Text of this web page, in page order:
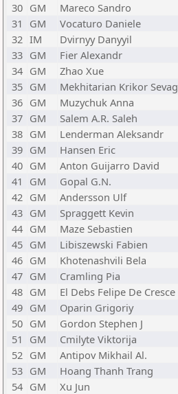
30 GM Mareco Sandro
31
GM Vocaturo Daniele
32 IM Dvirnyy Danyyil
33 GM Fier Alexandr
34 GM Zhao Xue
35 GM Mekhitarian Krikor Sevag
36 GM Muzychuk Anna
37 GM Salem A.R. Saleh
38 GM Lenderman Aleksandr
39 GM Hansen Eric
40 GM Anton Guijarro David
41
GM Gopal G.N.
42 GM Andersson Ulf
43 GM Spraggett Kevin
44 GM Maze Sebastien
45 GM Libiszewski Fabien
46 GM Khotenashvili Bela
47 GM Cramling Pia
48 GM El Debs Felipe De Cresce
49 GM Oparin Grigoriy
50 GM Gordon Stephen J
51
GM Cmilyte Viktorija
52 GM Antipov Mikhail Al.
53 GM Hoang Thanh Trang
54 GM Xu Jun